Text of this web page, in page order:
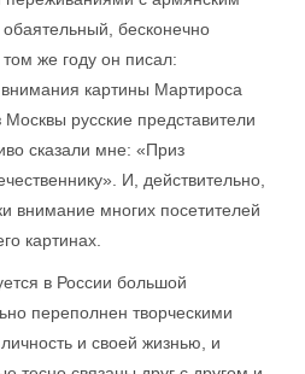
бесконечно
же году он писал:
картины Мартироса
русские представители
сказали мне: «Приз
И, действительно,
внимание многих посетителей
картинах.
в России большой
переполнен творческими
и своей жизнью, и